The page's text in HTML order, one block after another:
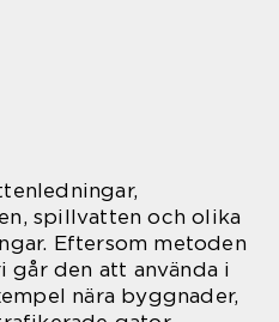
spillvatten och olika
Eftersom metoden
den att använda i
nära byggnader,